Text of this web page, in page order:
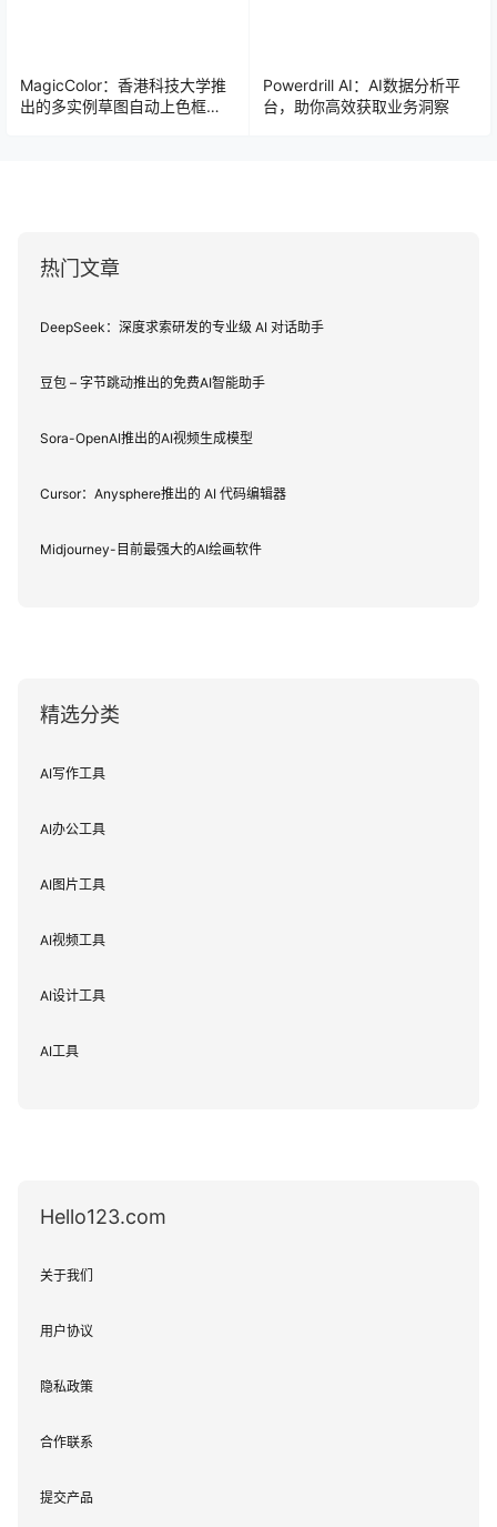
MagicColor：香港科技大学推
出的多实例草图自动上色框
Powerdrill AI：AI数据分析平
台，助你高效获取业务洞察
热门文章
DeepSeek：深度求索研发的专业级 AI 对话助手
豆包 – 字节跳动推出的免费AI智能助手
Sora-OpenAI推出的AI视频生成模型
Cursor：Anysphere推出的 AI 代码编辑器
Midjourney-目前最强大的AI绘画软件
精选分类
AI写作工具
AI办公工具
AI图片工具
AI视频工具
AI设计工具
AI工具
Hello123.com
关于我们
用户协议
隐私政策
合作联系
提交产品